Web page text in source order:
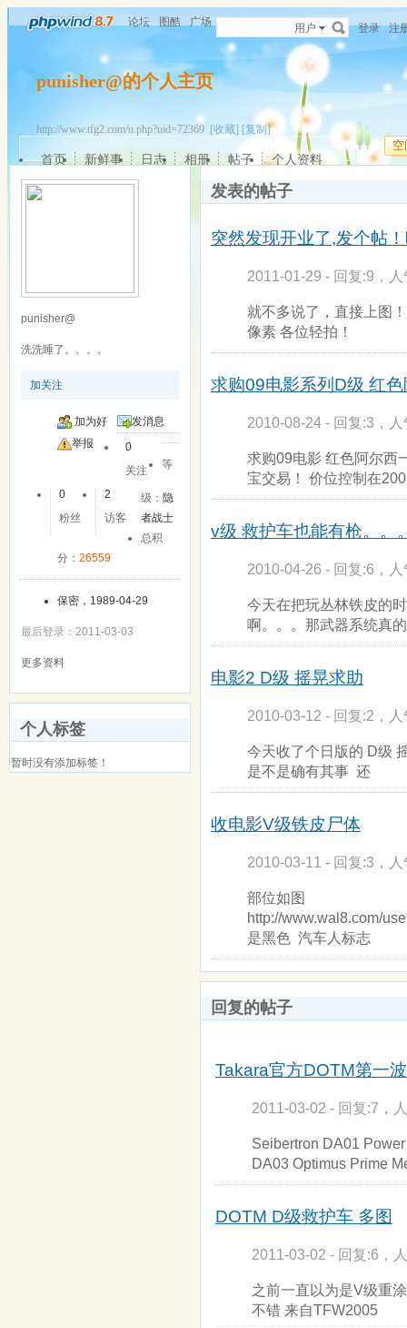
论坛 图酷 广场 用户 登录 注
punisher@的个人主页
http://www.tfg2.com/u.php?uid=72369 [收藏] [复制]
空
首页 新鲜事 日志 相册 帖子 个人资料
punisher@
洗洗睡了。。。。
加关注
加为好
友
发消息
举报
0
关注
0
粉丝
2
访客
等
级： 隐
者战士
总积
分： 26559
保密，1989-04-29
最后登录：2011-03-03
更多资料
个人标签
暂时没有添加标签！
发表的帖子
突然发现开业了,发个帖
2011-01-29 - 回复:9，
就不多说了，直接上图
像素 各位轻拍！
求购09电影系列D级 红
2010-08-24 - 回复:3，
求购09电影 红色阿尔西
宝交易！ 价位控制在
v级 救护车也能有枪。。
2010-04-26 - 回复:6，
今天在把玩丛林铁皮的
啊。。。那武器系统真
电影2 D级 摇晃求助
2010-03-12 - 回复:2，
今天收了个日版的 D级
是不是确有其事 还
收电影V级铁皮尸体
2010-03-11 - 回复:3，
部位如图
http://www.wal8.com/
是黑色 汽车人标志
回复的帖子
Takara官方DOTM第一
2011-03-02 - 回复:7，
Seibertron DA01
DA03 Optimus Prime
DOTM D级救护车 多图
2011-03-02 - 回复:6，
之前一直以为是V级重
不错 来自TFW2005